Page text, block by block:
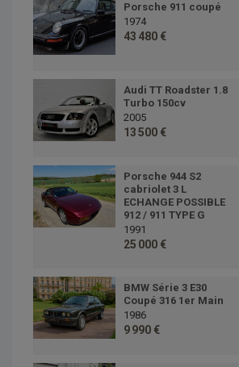
Porsche 911 coupé
1974
43 480 €
Audi TT Roadster 1.8
Turbo 150cv
2005
13 500 €
Porsche 944 S2
cabriolet 3 L
ECHANGE POSSIBLE
912 / 911 TYPE G
1991
25 000 €
BMW Série 3 E30
Coupé 316 1er Main
1986
9 990 €